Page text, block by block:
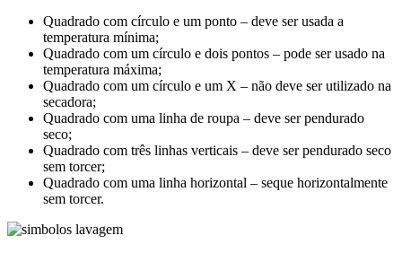
Quadrado com círculo e um ponto – deve ser usada a
temperatura mínima;
Quadrado com um círculo e dois pontos – pode ser usado na
temperatura máxima;
Quadrado com um círculo e um X – não deve ser utilizado na
secadora;
Quadrado com uma linha de roupa – deve ser pendurado
seco;
Quadrado com três linhas verticais – deve ser pendurado seco
sem torcer;
Quadrado com uma linha horizontal – seque horizontalmente
sem torcer.